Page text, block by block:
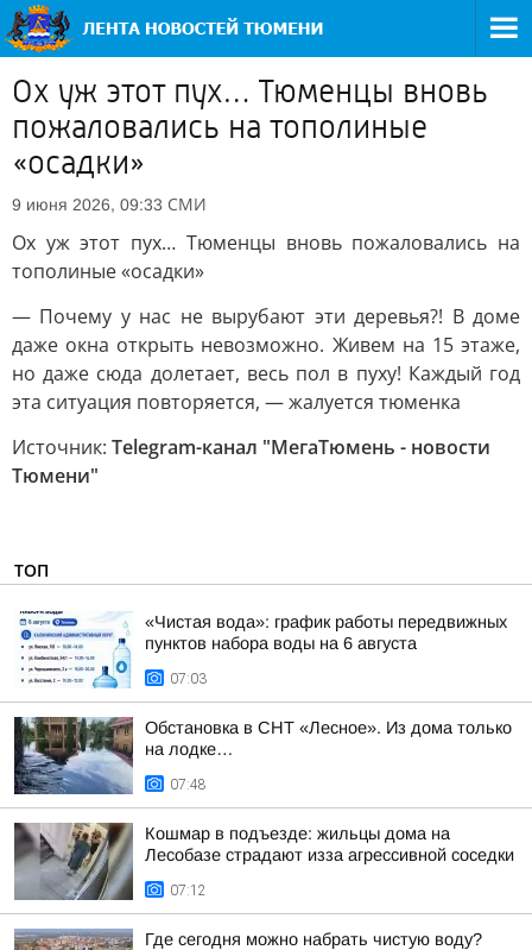
Ох уж этот пух… Тюменцы вновь
пожаловались на тополиные
«осадки»
9 июня 2026, 09:33 СМИ
Ох уж этот пух… Тюменцы вновь пожаловались на
тополиные «осадки»
— Почему у нас не вырубают эти деревья?! В доме
даже окна открыть невозможно. Живем на 15 этаже,
но даже сюда долетает, весь пол в пуху! Каждый год
эта ситуация повторяется, — жалуется тюменка
Источник: Telegram-канал "МегаТюмень - новости
Тюмени"
ТОП
«Чистая вода»: график работы передвижных
пунктов набора воды на 6 августа
07:03
Обстановка в СНТ «Лесное». Из дома только
на лодке…
07:48
Кошмар в подъезде: жильцы дома на
Лесобазе страдают изза агрессивной соседки
07:12
Где сегодня можно набрать чистую воду?